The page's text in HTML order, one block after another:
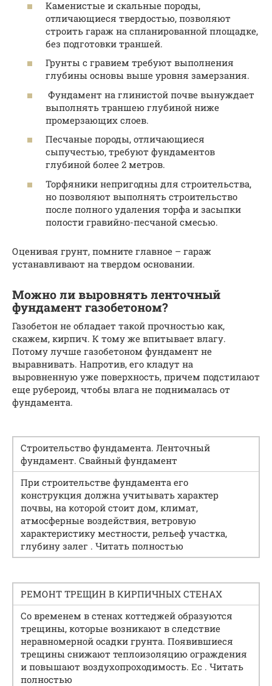
Каменистые и скальные породы,
отличающиеся твердостью, позволяют
строить гараж на спланированной площадке,
без подготовки траншей.
Грунты с гравием требуют выполнения
глубины основы выше уровня замерзания.
Фундамент на глинистой почве вынуждает
выполнять траншею глубиной ниже
промерзающих слоев.
Песчаные породы, отличающиеся
сыпучестью, требуют фундаментов
глубиной более 2 метров.
Торфяники непригодны для строительства,
но позволяют выполнять строительство
после полного удаления торфа и засыпки
полости гравийно-песчаной смесью.
Оценивая грунт, помните главное – гараж
устанавливают на твердом основании.
Можно ли выровнять ленточный
фундамент газобетоном?
Газобетон не обладает такой прочностью как,
скажем, кирпич. К тому же впитывает влагу.
Потому лучше газобетоном фундамент не
выравнивать. Напротив, его кладут на
выровненную уже поверхность, причем подстилают
еще рубероид, чтобы влага не поднималась от
фундамента.
Строительство фундамента. Ленточный
фундамент. Свайный фундамент
При строительстве фундамента его
конструкция должна учитывать характер
почвы, на которой стоит дом, климат,
атмосферные воздействия, ветровую
характеристику местности, рельеф участка,
глубину залег . Читать полностью
РЕМОНТ ТРЕЩИН В КИРПИЧНЫХ СТЕНАХ
Со временем в стенах коттеджей образуются
трещины, которые возникают в следствие
неравномерной осадки грунта. Появившиеся
трещины снижают теплоизоляцию ограждения
и повышают воздухопроходимость. Ес . Читать
полностью